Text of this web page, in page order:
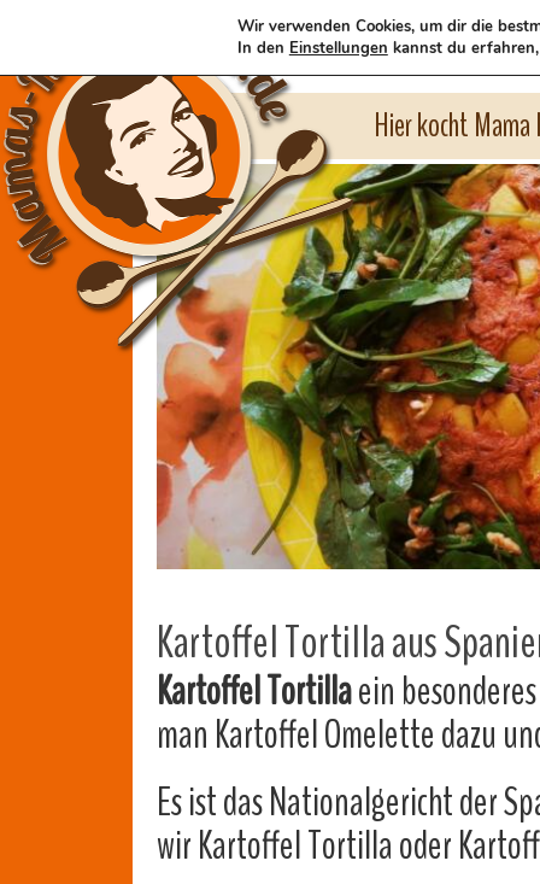
Hier kocht
Kartoffel Tortilla aus
Kartoffel Tortillaein
man Kartoffel Omelette dazu
Es ist das Nationalgericht der
wir Kartoffel Tortilla oder
Wir verwenden Cookies, um dir die
In den Einstellungen kannst du